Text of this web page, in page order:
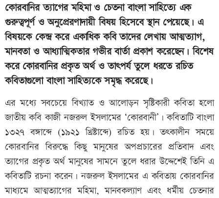
কোরবানির ত্যাগের মহিমা ও চেতনা বাংলা সাহিত্যে এক
গুরুত্বপূর্ণ ও অনুপ্রেরণাদায়ী বিষয় হিসেবে স্থান পেয়েছে। এ
বিষয়কে কেন্দ্র করে একাধিক কবি তাদের লেখায় আত্মত্যাগ,
মানবতা ও আধ্যাত্মিকতার গভীর বার্তা প্রকাশ করেছেন। বিশেষ
করে কোরবানির প্রকৃত অর্থ ও তাৎপর্য তুলে ধরতে রচিত
কবিতাগুলো বাংলা সাহিত্যকে সমৃদ্ধ করেছে।
এর মধ্যে সবচেয়ে বিখ্যাত ও আলোড়ন সৃষ্টিকারী কবিতা হলো
জাতীয় কবি কাজী নজরুল ইসলামের ‘কোরবানী’। কবিতাটি বাংলা
১৩২৭ বঙ্গাব্দে (১৯২১ খ্রিষ্টাব্দে) রচিত হয়। তৎকালীন সময়ে
কোরবানির বিরুদ্ধে কিছু মানুষের অপপ্রচারের প্রতিবাদ এবং
ত্যাগের প্রকৃত অর্থ মানুষের সামনে তুলে ধরার উদ্দেশেই তিনি এ
কবিতাটি রচনা করেন। নজরুল ইসলামের এ কবিতায় কোরবানির
মাধ্যমে আত্মত্যাগের মহিমা, মানবকল্যাণ এবং ধর্মীয় চেতনার